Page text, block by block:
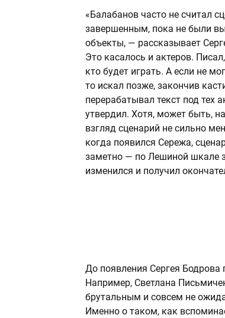
«Балабанов часто не считал
завершенным, пока не были
объекты, — рассказывает
Это касалось и актеров.
кто будет играть. А если не
то искал позже, закончив
перерабатывал текст под тех
утвердил. Хотя, может быть,
взгляд сценарий не сильно
когда появился Сережа,
заметно — по Лешиной шкале
изменился и получил
До появления Сергея Бодрова
Например, Светлана
брутальным и совсем не
Именно о таком, как